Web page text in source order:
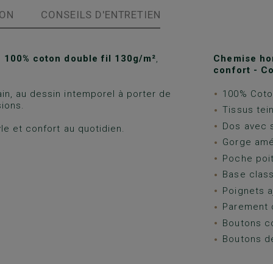
CONSEILS D'ENTRETIEN
coton double fil 130g/m²,
au dessin intemporel à porter de
et confort au quotidien.
Chemise
confort -
100%
Tissus
Dos avec
Gorge
Poche
Base
Poignets
Parement
Boutons
Boutons